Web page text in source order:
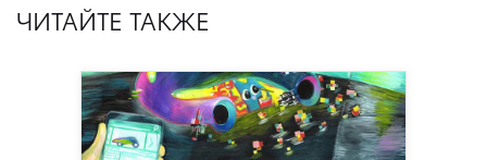
ЧИТАЙТЕ ТАКЖЕ